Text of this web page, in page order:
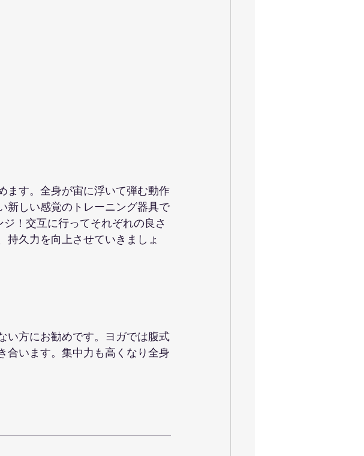
ます。全身が宙に浮いて弾む動作
新しい感覚のトレーニング器具で
！交互に行ってそれぞれの良さ
持久力を向上させていきましょ
い方にお勧めです。ヨガでは腹式
合います。集中力も高くなり全身